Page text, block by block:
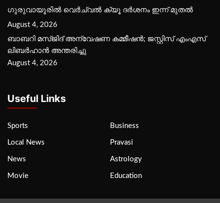
ഗുരുവായൂരില്‍ വെര്‍ച്വല്‍ ക്യൂ ദര്‍ശനം ഇന്ന് മുതല്‍
August 4, 2026
ബാബറി മസ്ജിദ് അന്വേഷണ കമ്മീഷന്‍; ജസ്റ്റിസ് എംഎസ്
ലിബര്‍ഹാന്‍ അന്തരിച്ചു
August 4, 2026
Useful Links
Sports Business
Local News Pravasi
News Astrology
Movie Education